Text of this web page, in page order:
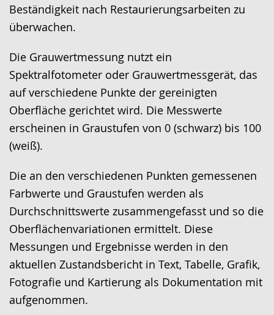
Beständigkeit nach Restaurierungsarbeiten zu
überwachen.
Die Grauwertmessung nutzt ein
Spektralfotometer oder Grauwertmessgerät, das
auf verschiedene Punkte der gereinigten
Oberfläche gerichtet wird. Die Messwerte
erscheinen in Graustufen von 0 (schwarz) bis 100
(weiß).
Die an den verschiedenen Punkten gemessenen
Farbwerte und Graustufen werden als
Durchschnittswerte zusammengefasst und so die
Oberflächenvariationen ermittelt. Diese
Messungen und Ergebnisse werden in den
aktuellen Zustandsbericht in Text, Tabelle, Grafik,
Fotografie und Kartierung als Dokumentation mit
aufgenommen.